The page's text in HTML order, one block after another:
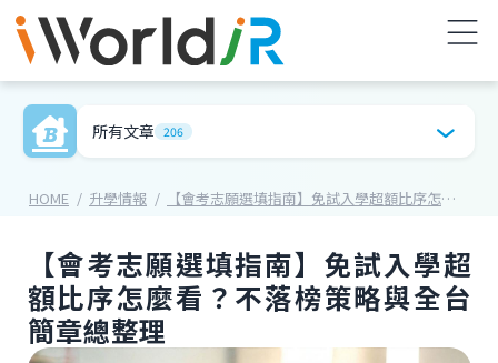
所有文章 206
HOME 升學情報 【會考志願選填指南】免試入學超額比序怎麼看？不落榜策略與全台簡章總整理
【會考志願選填指南】免試入學超
額比序怎麼看？不落榜策略與全台
簡章總整理